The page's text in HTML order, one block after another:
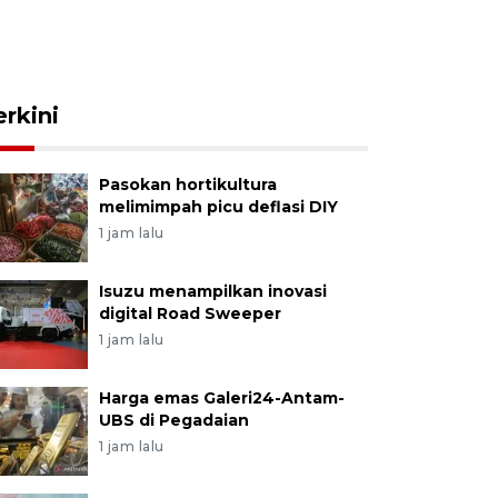
Pasokan hortikultura
melimimpah picu deflasi DIY
1 jam lalu
Isuzu menampilkan inovasi
digital Road Sweeper
1 jam lalu
Harga emas Galeri24-Antam-
UBS di Pegadaian
1 jam lalu